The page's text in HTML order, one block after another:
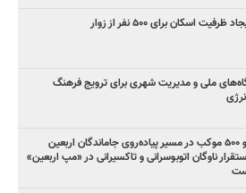
ملی و مدیریت شهری برای ترویج فرهنگ
استقرار ۳ هزار و ۵۰۰ موکب در مسیر پیاده‌روی جاماندگان اربعین
ناوگان اتوبوسرانی و تاکسیرانی در «مپ اربعین»